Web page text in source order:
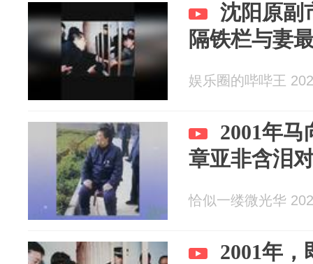
沈阳原副
隔铁栏与妻
娱乐圈的哔哔王
2001年
章亚非含泪
恰似一缕微光华
2001年